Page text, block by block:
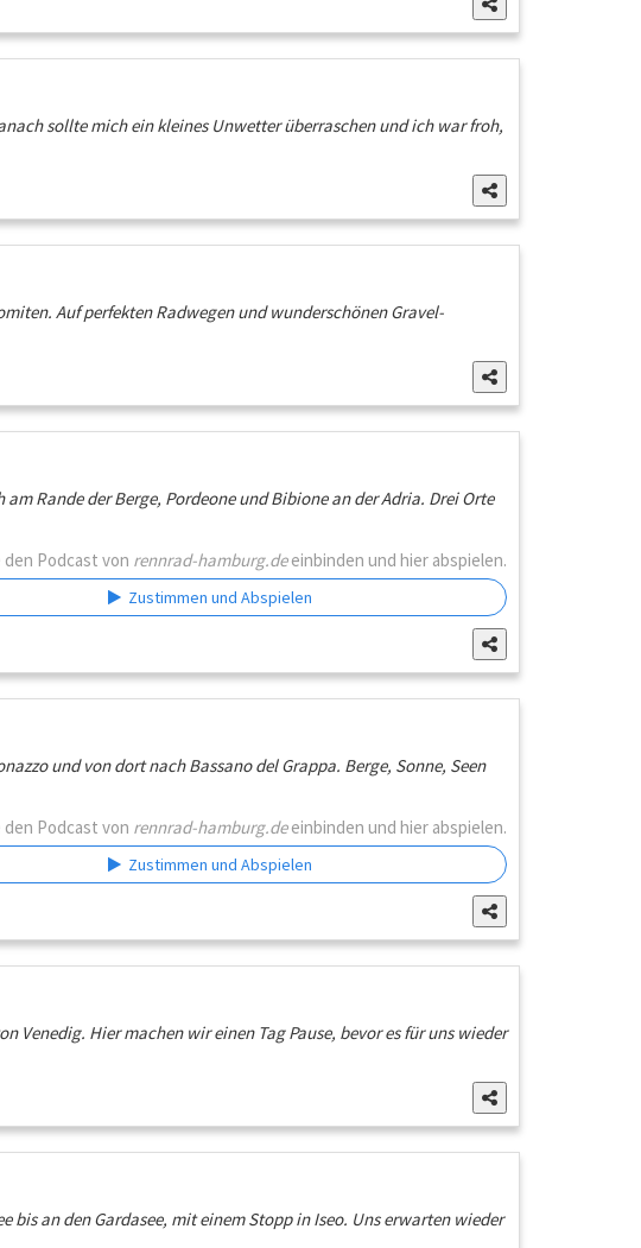
sollte mich ein kleines Unwetter überraschen und ich war froh,
Auf perfekten Radwegen und wunderschönen Gravel-
Rande der Berge, Pordeone und Bibione an der Adria. Drei Orte
Podcast von rennrad-hamburg.deeinbinden und hier abspielen.
Zustimmen und Abspielen
und von dort nach Bassano del Grappa. Berge, Sonne, Seen
Podcast von rennrad-hamburg.deeinbinden und hier abspielen.
Zustimmen und Abspielen
Venedig. Hier machen wir einen Tag Pause, bevor es für uns wieder
bis an den Gardasee, mit einem Stopp in Iseo. Uns erwarten wieder